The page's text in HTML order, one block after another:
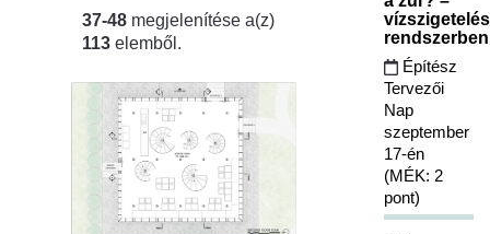
37-48 megjelenítése a(z)
113 elemből.
Építész
Tervezői
Nap
szeptember
17-én
(MÉK: 2
pont)